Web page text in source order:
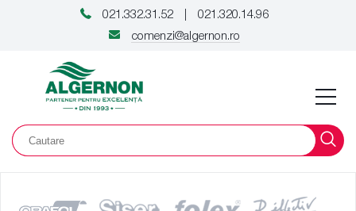
021.332.31.52
021.320.14.96
comenzi@algernon.ro